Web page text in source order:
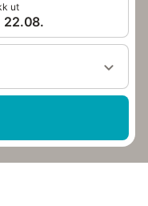
ut
22.08.